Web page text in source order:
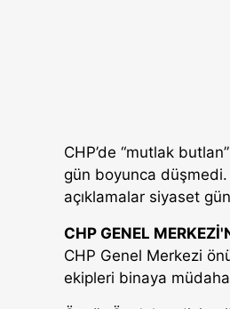
CHP’de “mutlak
gün boyunca düşmedi.
açıklamalar siyaset
CHP GENEL
CHP Genel Merkezi
ekipleri binaya